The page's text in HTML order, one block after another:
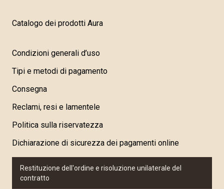
Catalogo dei prodotti Aura
Condizioni generali d’uso
Tipi e metodi di pagamento
Consegna
Reclami, resi e lamentele
Politica sulla riservatezza
Dichiarazione di sicurezza dei pagamenti online
Restituzione dell'ordine e risoluzione unilaterale del
contratto